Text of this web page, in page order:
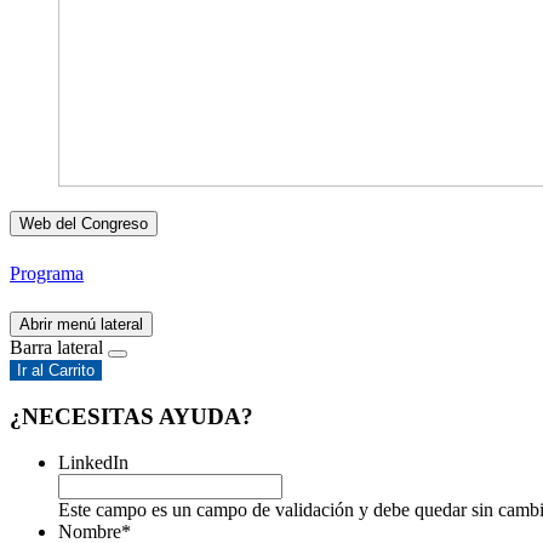
Web del Congreso
Programa
Abrir menú lateral
Barra lateral
Ir al Carrito
¿NECESITAS AYUDA?
LinkedIn
Este campo es un campo de validación y debe quedar sin
Nombre*